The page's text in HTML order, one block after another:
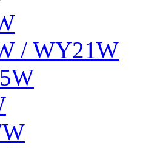
/ WY21W